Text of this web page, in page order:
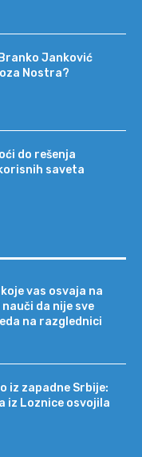
Janković
Nostra?
do rešenja
saveta
vas osvaja na
da nije sve
na razglednici
iz zapadne Srbije:
iz Loznice osvojila